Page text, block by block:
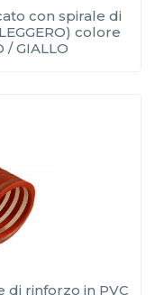
con spirale di
colore
/ GIALLO
di rinforzo in PVC